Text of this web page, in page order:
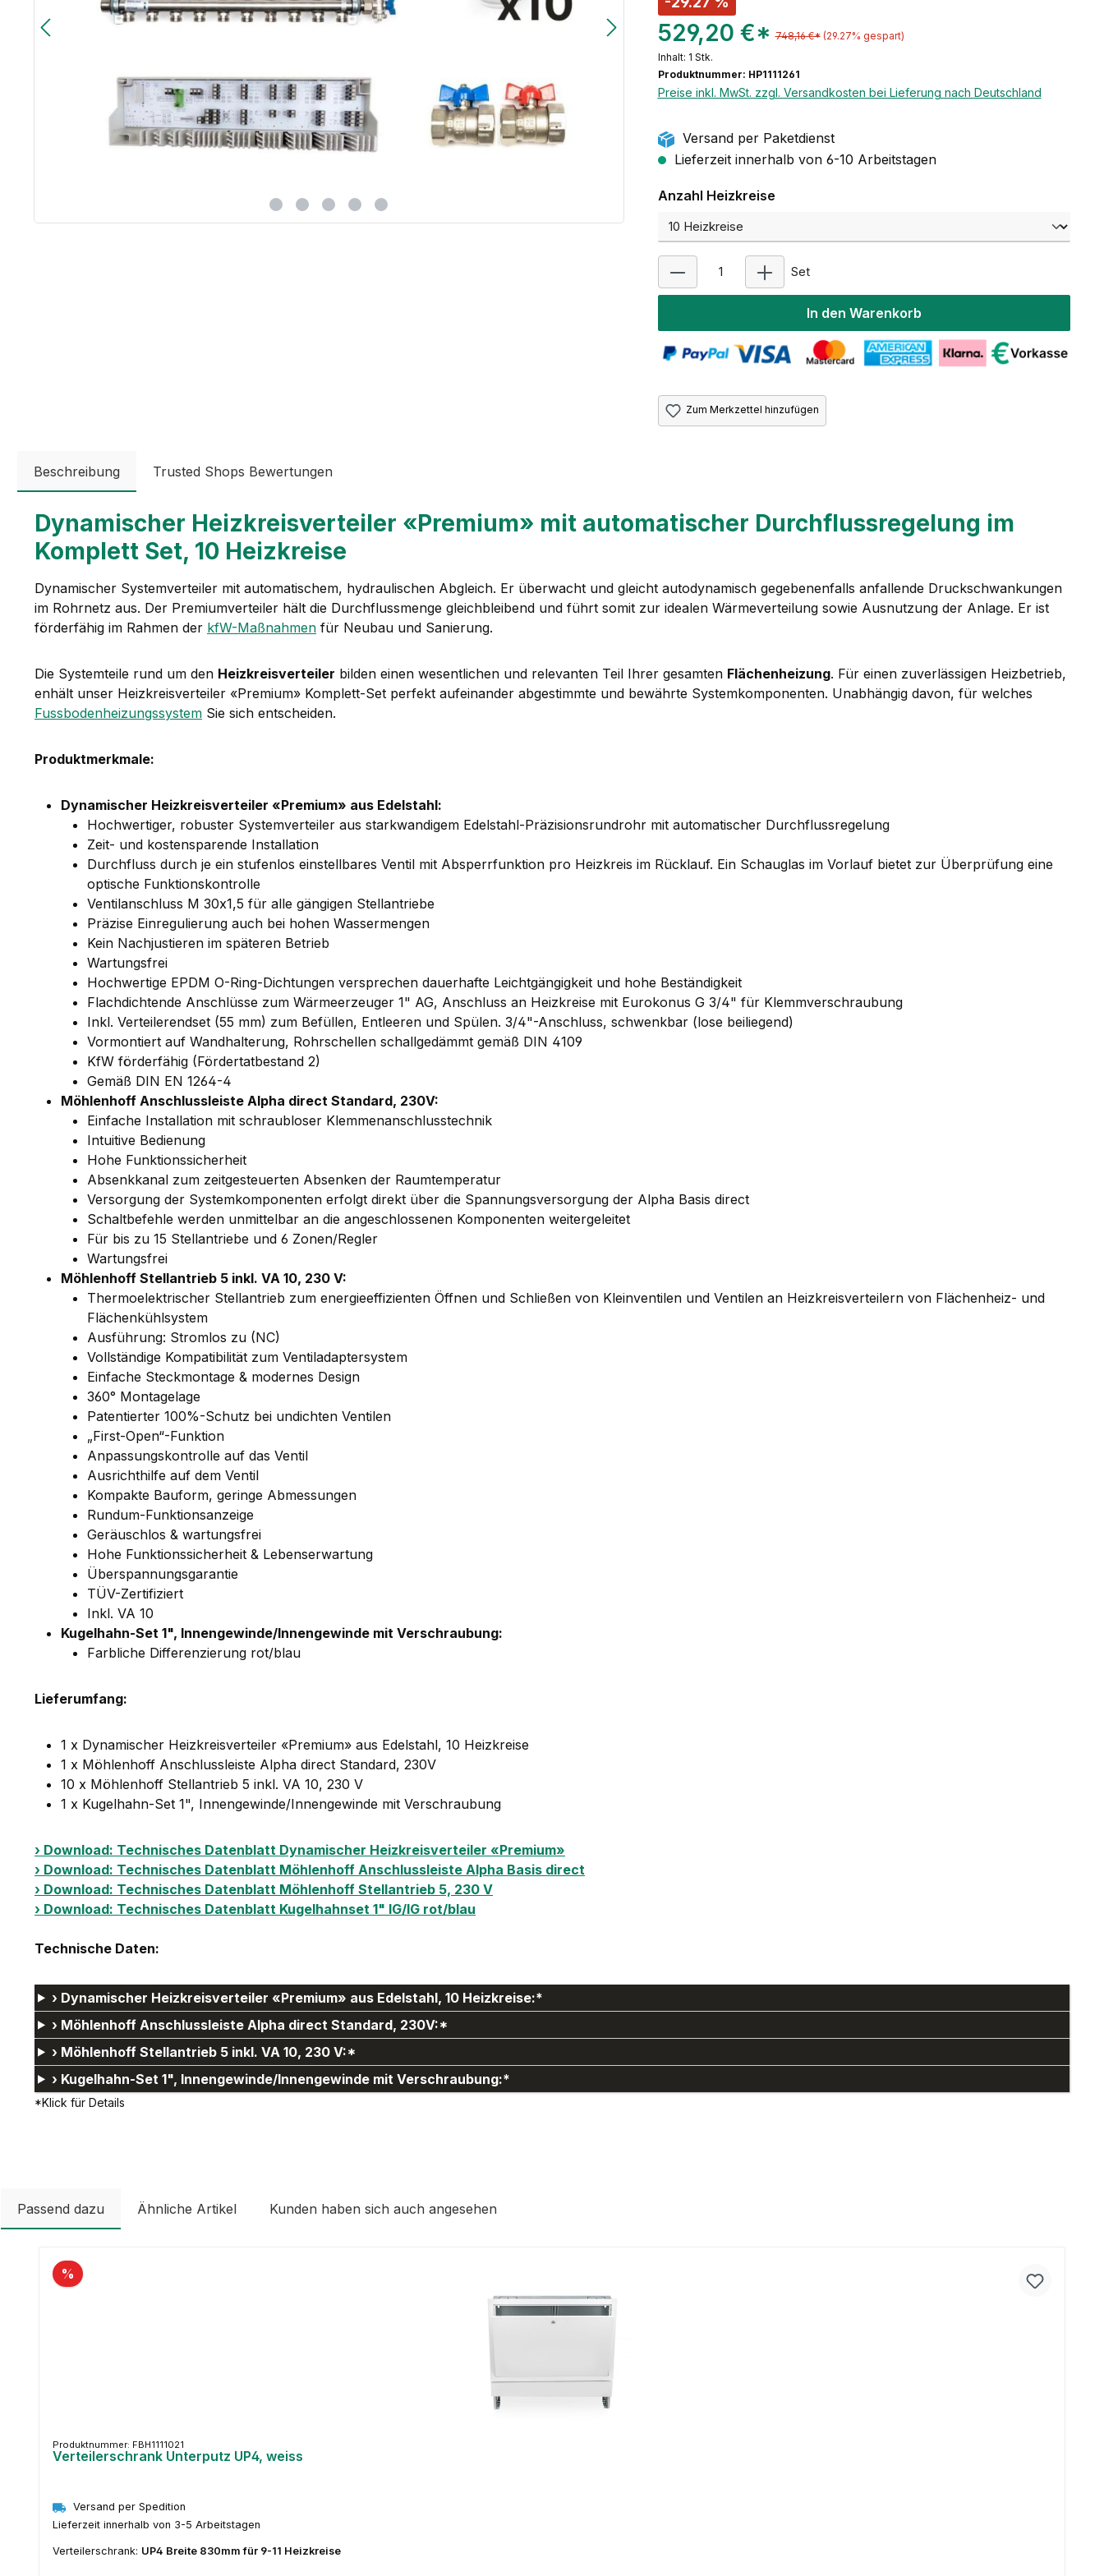
529,20 €* 748,16 €* (29.27% gespart)
Inhalt: 1 Stk.
Produktnummer: HP1111261
Preise inkl. MwSt. zzgl. Versandkosten bei Lieferung nach Deutschland
Versand per Paketdienst
Lieferzeit innerhalb von 6-10 Arbeitstagen
Anzahl Heizkreiseauswählen
Set
In den Warenkorb
Zum Merkzettel hinzufügen
Beschreibung Trusted Shops Bewertungen
Dynamischer Heizkreisverteiler «Premium» mit automatischer Durchflussregelung im
Komplett Set, 10 Heizkreise
Dynamischer Systemverteiler mit automatischem, hydraulischen Abgleich. Er überwacht und gleicht autodynamisch gegebenenfalls anfallende Druckschwankungen
im Rohrnetz aus. Der Premiumverteiler hält die Durchflussmenge gleichbleibend und führt somit zur idealen Wärmeverteilung sowie Ausnutzung der Anlage. Er ist
förderfähig im Rahmen der kfW-Maßnahmen für Neubau und Sanierung.
Die Systemteile rund um den Heizkreisverteiler bilden einen wesentlichen und relevanten Teil Ihrer gesamten Flächenheizung. Für einen zuverlässigen Heizbetrieb,
enhält unser Heizkreisverteiler «Premium» Komplett-Set perfekt aufeinander abgestimmte und bewährte Systemkomponenten. Unabhängig davon, für welches
Fussbodenheizungssystem Sie sich entscheiden.
Produktmerkmale:
Dynamischer Heizkreisverteiler «Premium» aus Edelstahl:
Hochwertiger, robuster Systemverteiler aus starkwandigem Edelstahl-Präzisionsrundrohr mit automatischer Durchflussregelung
Zeit- und kostensparende Installation
Durchfluss durch je ein stufenlos einstellbares Ventil mit Absperrfunktion pro Heizkreis im Rücklauf. Ein Schauglas im Vorlauf bietet zur Überprüfung eine
optische Funktionskontrolle
Ventilanschluss M 30x1,5 für alle gängigen Stellantriebe
Präzise Einregulierung auch bei hohen Wassermengen
Kein Nachjustieren im späteren Betrieb
Wartungsfrei
Hochwertige EPDM O-Ring-Dichtungen versprechen dauerhafte Leichtgängigkeit und hohe Beständigkeit
Flachdichtende Anschlüsse zum Wärmeerzeuger 1" AG, Anschluss an Heizkreise mit Eurokonus G 3/4" für Klemmverschraubung
Inkl. Verteilerendset (55 mm) zum Befüllen, Entleeren und Spülen. 3/4"-Anschluss, schwenkbar (lose beiliegend)
Vormontiert auf Wandhalterung, Rohrschellen schallgedämmt gemäß DIN 4109
KfW förderfähig (Fördertatbestand 2)
Gemäß DIN EN 1264-4
Möhlenhoff Anschlussleiste Alpha direct Standard, 230V:
Einfache Installation mit schraubloser Klemmenanschlusstechnik
Intuitive Bedienung
Hohe Funktionssicherheit
Absenkkanal zum zeitgesteuerten Absenken der Raumtemperatur
Versorgung der Systemkomponenten erfolgt direkt über die Spannungsversorgung der Alpha Basis direct
Schaltbefehle werden unmittelbar an die angeschlossenen Komponenten weitergeleitet
Für bis zu 15 Stellantriebe und 6 Zonen/Regler
Wartungsfrei
Möhlenhoff Stellantrieb 5 inkl. VA 10, 230 V:
Thermoelektrischer Stellantrieb zum energieeffizienten Öffnen und Schließen von Kleinventilen und Ventilen an Heizkreisverteilern von Flächenheiz- und
Flächenkühlsystem
Ausführung: Stromlos zu (NC)
Vollständige Kompatibilität zum Ventiladaptersystem
Einfache Steckmontage & modernes Design
360° Montagelage
Patentierter 100%-Schutz bei undichten Ventilen
„First-Open“-Funktion
Anpassungskontrolle auf das Ventil
Ausrichthilfe auf dem Ventil
Kompakte Bauform, geringe Abmessungen
Rundum-Funktionsanzeige
Geräuschlos & wartungsfrei
Hohe Funktionssicherheit & Lebenserwartung
Überspannungsgarantie
TÜV-Zertifiziert
Inkl. VA 10
Kugelhahn-Set 1", Innengewinde/Innengewinde mit Verschraubung:
Farbliche Differenzierung rot/blau
Lieferumfang:
1 x Dynamischer Heizkreisverteiler «Premium» aus Edelstahl, 10 Heizkreise
1 x Möhlenhoff Anschlussleiste Alpha direct Standard, 230V
10 x Möhlenhoff Stellantrieb 5 inkl. VA 10, 230 V
1 x Kugelhahn-Set 1", Innengewinde/Innengewinde mit Verschraubung
› Download: Technisches Datenblatt Dynamischer Heizkreisverteiler «Premium»
› Download: Technisches Datenblatt Möhlenhoff Anschlussleiste Alpha Basis direct
› Download: Technisches Datenblatt Möhlenhoff Stellantrieb 5, 230 V
› Download: Technisches Datenblatt Kugelhahnset 1" IG/IG rot/blau
Technische Daten:
› Dynamischer Heizkreisverteiler «Premium» aus Edelstahl, 10 Heizkreise:*
› Möhlenhoff Anschlussleiste Alpha direct Standard, 230V:*
› Möhlenhoff Stellantrieb 5 inkl. VA 10, 230 V:*
› Kugelhahn-Set 1", Innengewinde/Innengewinde mit Verschraubung:*
*Klick für Details
Passend dazu Ähnliche Artikel Kunden haben sich auch angesehen
%
Produktnummer: FBH1111021
Verteilerschrank Unterputz UP4, weiss
Versand per Spedition
Lieferzeit innerhalb von 3-5 Arbeitstagen
Verteilerschrank: UP4 Breite 830mm für 9-11 Heizkreise